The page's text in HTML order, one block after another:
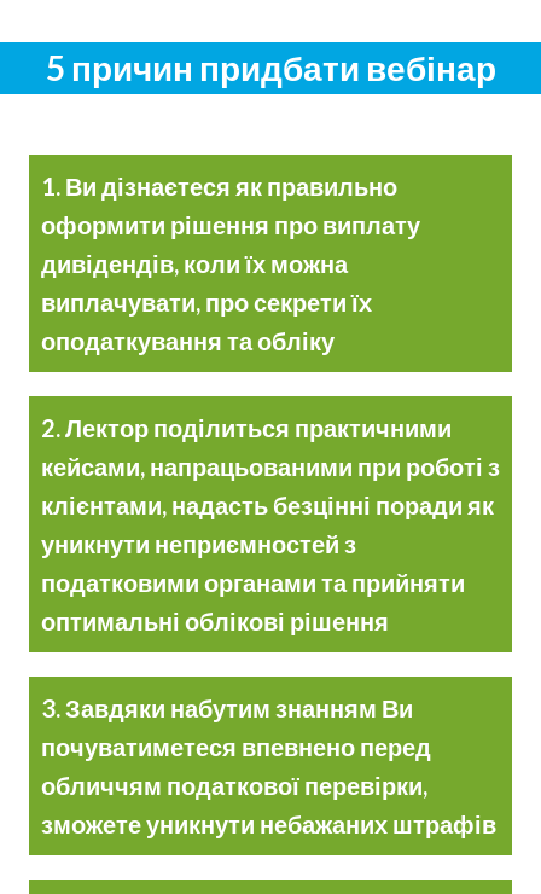
5 причин придбати вебінар
1. Ви дізнаєтеся як правильно
оформити рішення про виплату
дивідендів, коли їх можна
виплачувати, про секрети їх
оподаткування та обліку
2. Лектор поділиться практичними
кейсами, напрацьованими при роботі з
клієнтами, надасть безцінні поради як
уникнути неприємностей з
податковими органами та прийняти
оптимальні облікові рішення
3. Завдяки набутим знанням Ви
почуватиметеся впевнено перед
обличчям податкової перевірки,
зможете уникнути небажаних штрафів